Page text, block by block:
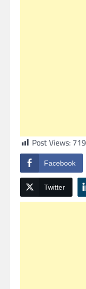
Post Views: 719
Facebook
Twitter